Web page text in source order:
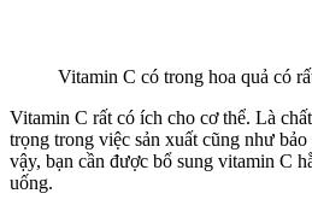
Vitamin C có trong hoa quả có
Vitamin C rất có ích cho cơ thể. Là
trọng trong việc sản xuất cũng như
vậy, bạn cần được bổ sung vitamin C
uống.